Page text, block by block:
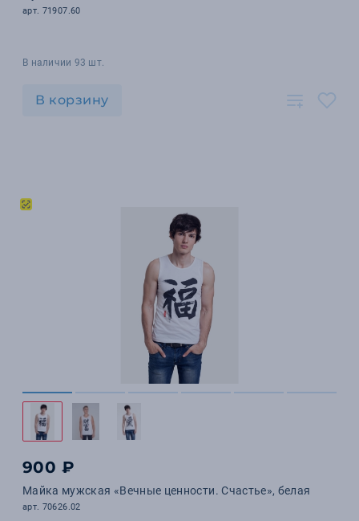
арт. 71907.60
В наличии 93 шт.
В корзину
900 ₽
Майка мужская «Вечные ценности. Счастье», белая
арт. 70626.02